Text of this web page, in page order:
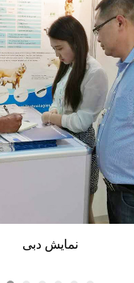
نمایشگاه ویتنام
نمایش دبی